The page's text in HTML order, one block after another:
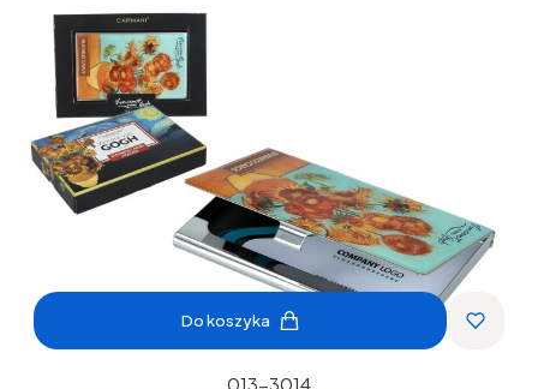
Do koszyka
013-3014